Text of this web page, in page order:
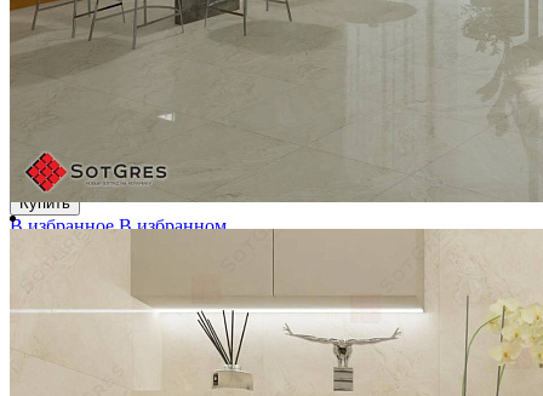
-25%
WHITE STAR /60х120/ глянцевый светлый бежевый
керамический гранит под оникс
Ширина, мм:
2 250 ₽/м2
3 000 ₽/м2
Купить
В избранное В избранном